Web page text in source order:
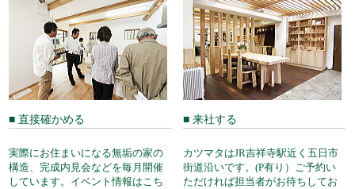
■ 直接確かめる
実際にお住まいになる無垢の家の
構造、完成内見会などを毎月開催
しています。イベント情報はこち
■ 来社する
カツマタはJR吉祥寺駅近く五日市
街道沿いです。(P有り）ご予約い
ただければ担当者がお待ちしてお